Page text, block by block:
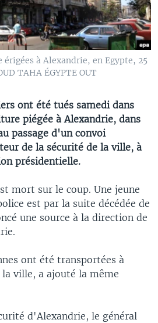
érigées à Alexandrie, en Egypte, 25
TAHA ÉGYPTE OUT
ont été tués samedi dans
piégée à Alexandrie, dans
passage d'un convoi
de la sécurité de la ville, à
présidentielle.
mort sur le coup. Une jeune
est par la suite décédée de
une source à la direction de
ont été transportées à
ville, a ajouté la même
d'Alexandrie, le général